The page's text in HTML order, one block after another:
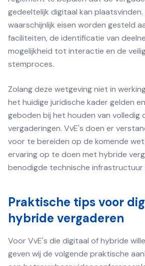
gedeeltelijk digitaal kan plaatsvinden.
waarschijnlijk eisen worden gesteld
faciliteiten, de identificatie van
mogelijkheid tot interactie en de
stemproces.
Zolang deze wetgeving niet in
het huidige juridische kader gelden
geboden bij het houden van volledig
vergaderingen. VvE's doen er
voor te bereiden op de komende
ervaring op te doen met hybride
benodigde technische infrastructuur
Praktische tips voor
hybride vergaderen
Voor VvE's die digitaal of hybride
geven wij de volgende praktische